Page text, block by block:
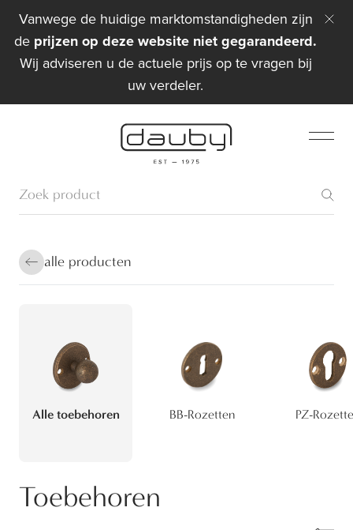
Vanwege de huidige marktomstandigheden zijn
de prijzen op deze website niet gegarandeerd.
Wij adviseren u de actuele prijs op te vragen bij
uw verdeler.
Toebehoren
Alle toebehoren BB-Rozetten PZ-
alle producten